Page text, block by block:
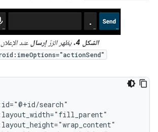
الشكل 4. يظهر الزرّإرسال عند